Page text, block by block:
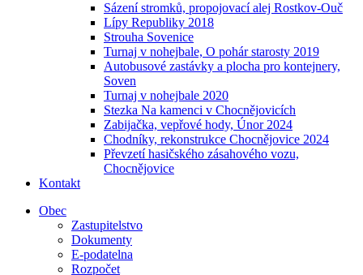
Sázení stromků, propojovací alej Rostkov-Ouč
Lípy Republiky 2018
Strouha Sovenice
Turnaj v nohejbale, O pohár starosty 2019
Autobusové zastávky a plocha pro kontejnery,
Soven
Turnaj v nohejbale 2020
Stezka Na kamenci v Chocnějovicích
Zabijačka, vepřové hody, Únor 2024
Chodníky, rekonstrukce Chocnějovice 2024
Převzetí hasičského zásahového vozu,
Chocnějovice
Kontakt
Obec
Zastupitelstvo
Dokumenty
E-podatelna
Rozpočet